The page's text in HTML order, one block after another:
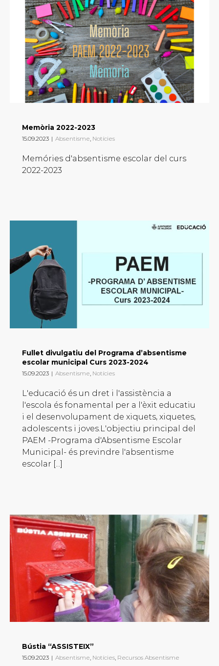
Memòria 2022-2023
15.09.2023 | Absentisme, Notícies
Memóries d'absentisme escolar del curs
2022-2023
Fullet divulgatiu del Programa d’absentisme
escolar municipal Curs 2023-2024
15.09.2023 | Absentisme, Notícies
L'educació és un dret i l'assistència a
l'escola és fonamental per a l'èxit educatiu
i el desenvolupament de xiquets, xiquetes,
adolescents i joves.L'objectiu principal del
PAEM -Programa d'Absentisme Escolar
Municipal- és previndre l'absentisme
escolar [...]
Bústia “ASSISTEIX”
15.09.2023 | Absentisme, Notícies, Recursos Absentisme